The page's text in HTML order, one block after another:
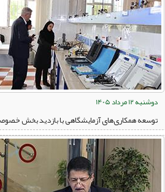
دوشنبه 12 مرداد 1405
توسعه همکاری‌های آزمایشگاهی با بازدید بخش